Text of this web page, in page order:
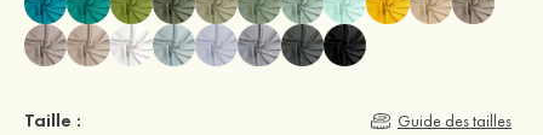
Taille : Guide des tailles